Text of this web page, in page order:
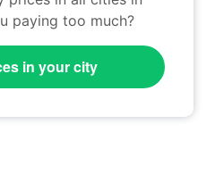
paying too much?
in your city